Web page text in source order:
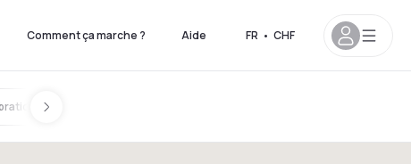
Comment ça marche ? Aide FR • CHF